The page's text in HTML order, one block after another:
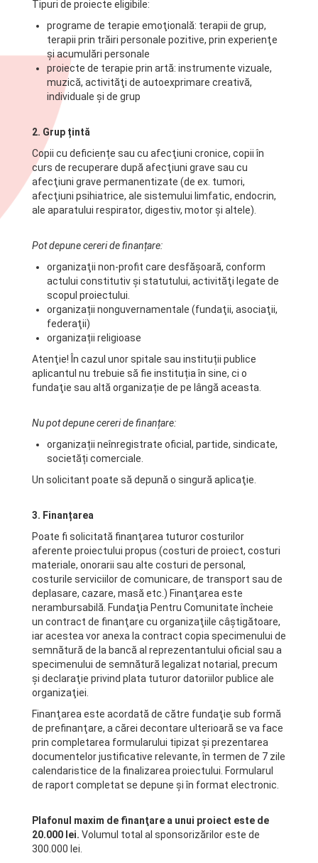
Tipuri de proiecte eligibile:
programe de terapie emoţională: terapii de grup,
terapii prin trăiri personale pozitive, prin experienţe
şi acumulări personale
proiecte de terapie prin artă: instrumente vizuale,
muzică, activităţi de autoexprimare creativă,
individuale şi de grup
2. Grup țintă
Copii cu deficiențe sau cu afecţiuni cronice, copii în
curs de recuperare după afecţiuni grave sau cu
afecţiuni grave permanentizate (de ex. tumori,
afecţiuni psihiatrice, ale sistemului limfatic, endocrin,
ale aparatului respirator, digestiv, motor şi altele).
Pot depune cereri de finanțare:
organizaţii non-profit care desfăşoară, conform
actului constitutiv și statutului, activităţi legate de
scopul proiectului.
organizații nonguvernamentale (fundaţii, asociaţii,
federaţii)
organizații religioase
Atenţie! În cazul unor spitale sau instituții publice
aplicantul nu trebuie să fie instituția în sine, ci o
fundaţie sau altă organizație de pe lângă aceasta.
Nu pot depune cereri de finanțare:
organizații neînregistrate oficial, partide, sindicate,
societăți comerciale.
Un solicitant poate să depună o singură aplicaţie.
3. Finanțarea
Poate fi solicitată finanţarea tuturor costurilor
aferente proiectului propus (costuri de proiect, costuri
materiale, onorarii sau alte costuri de personal,
costurile serviciilor de comunicare, de transport sau de
deplasare, cazare, masă etc.) Finanţarea este
nerambursabilă. Fundaţia Pentru Comunitate încheie
un contract de finanţare cu organizaţiile câştigătoare,
iar acestea vor anexa la contract copia specimenului de
semnătură de la bancă al reprezentantului oficial sau a
specimenului de semnătură legalizat notarial, precum
şi declaraţie privind plata tuturor datoriilor publice ale
organizaţiei.
Finanţarea este acordată de către fundaţie sub formă
de prefinanţare, a cărei decontare ulterioară se va face
prin completarea formularului tipizat şi prezentarea
documentelor justificative relevante, în termen de 7 zile
calendaristice de la finalizarea proiectului. Formularul
de raport completat se depune și în format electronic.
Plafonul maxim de finanţare a unui proiect este de
20.000 lei. Volumul total al sponsorizărilor este de
300.000 lei.